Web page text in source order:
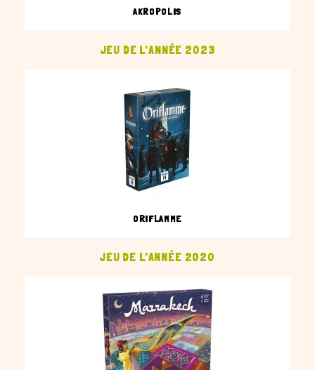
AKROPOLIS
JEU DE L'ANNÉE 2023
ORIFLAMME
JEU DE L'ANNÉE 2020